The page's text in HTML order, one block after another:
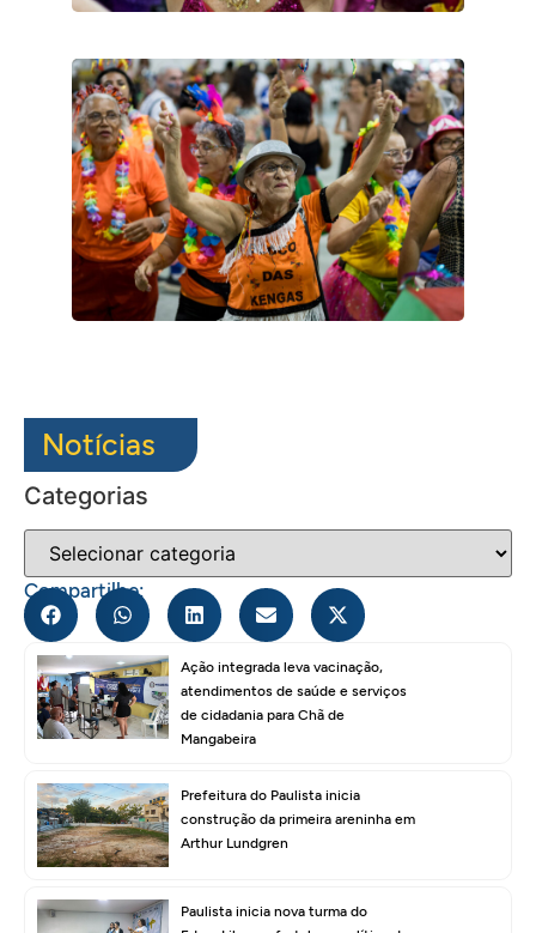
Notícias
Categorias
Compartilhe:
Ação integrada leva vacinação,
atendimentos de saúde e serviços
de cidadania para Chã de
Mangabeira
Prefeitura do Paulista inicia
construção da primeira areninha em
Arthur Lundgren
Paulista inicia nova turma do